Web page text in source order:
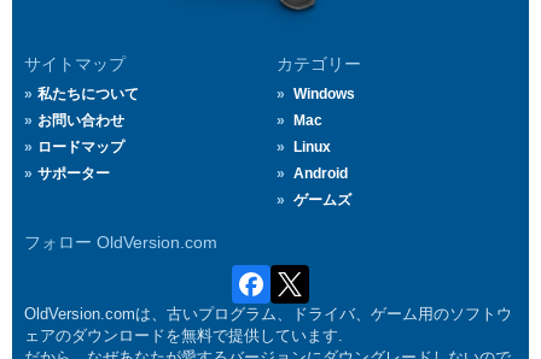
サイトマップ
私たちについて
お問い合わせ
ロードマップ
サポーター
カテゴリー
Windows
Mac
Linux
Android
ゲームズ
フォロー OldVersion.com
OldVersion.comは、古いプログラム、ドライバ、ゲーム用のソフトウ
ェアのダウンロードを無料で提供しています.